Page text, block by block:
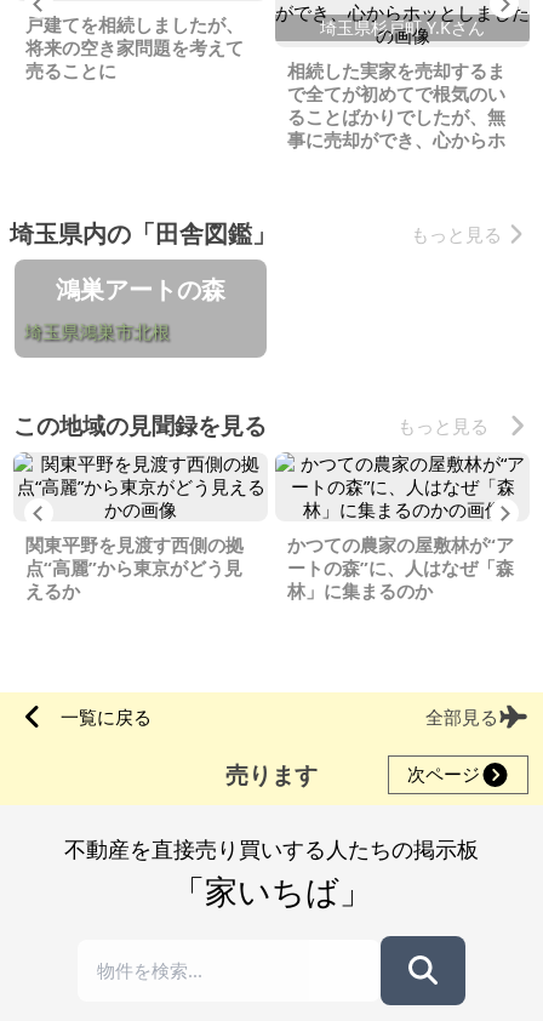
戸建てを相続しましたが、
将来の空き家問題を考えて
売ることに
埼玉県杉戸町 Y.Kさん
相続した実家を売却するま
で全てが初めてで根気のい
ることばかりでしたが、無
事に売却ができ、心からホ
埼玉県内の「田舎図鑑」 もっと見る
鴻巣アートの森
埼玉県鴻巣市北根
この地域の見聞録を見る もっと見る
Previous
関東平野を見渡す西側の拠
点“高麗”から東京がどう見
えるか
かつての農家の屋敷林が“ア
ートの森”に、人はなぜ「森
林」に集まるのか
一覧に戻る 全部見る
売ります 次ページ
不動産を直接売り買いする人たちの掲示板
「家いちば」